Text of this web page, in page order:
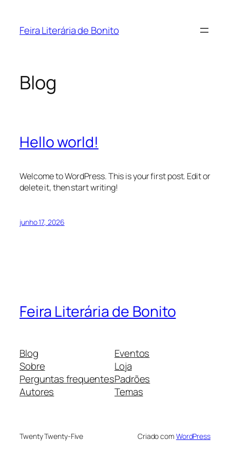
Feira Literária de Bonito
Blog
Hello world!
Welcome to WordPress. This is your first post. Edit or
delete it, then start writing!
junho 17, 2026
Feira Literária de Bonito
Blog
Sobre
Perguntas frequentes
Autores
Eventos
Loja
Padrões
Temas
Twenty Twenty-Five Criado com WordPress